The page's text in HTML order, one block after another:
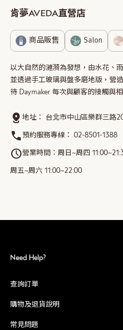
肯夢AVEDA直營店
商品販售 Salon
以大自然的漣漪為發想，由水花、
並透過手工玻璃與盤多磨地版，營
待 Daymaker 每次與顧客的接觸與
distance 地址： 台北市中山區樂群三路
call預約服務專線： 02-8501-1388
schedule營業時間：周日~周四
周五~周六 11:00~22:00
Need Help?
查詢訂單
購物及退貨說明
常見問題